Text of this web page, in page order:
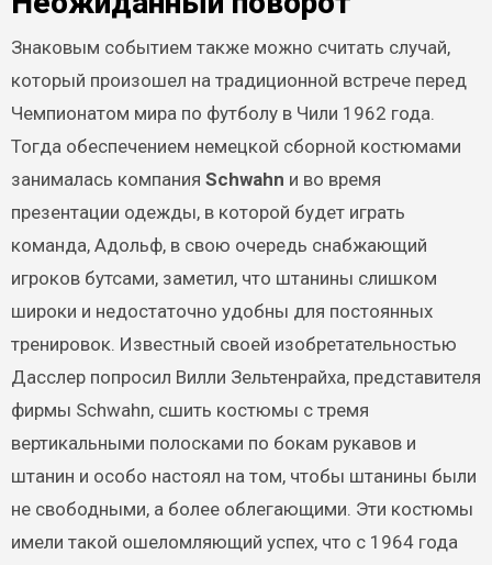
Знаковым событием также можно считать случай,
который произошел на традиционной встрече перед
Чемпионатом мира по футболу в Чили 1962 года.
Тогда обеспечением немецкой сборной костюмами
занималась компания Schwahn и во время
презентации одежды, в которой будет играть
команда, Адольф, в свою очередь снабжающий
игроков бутсами, заметил, что штанины слишком
широки и недостаточно удобны для постоянных
тренировок. Известный своей изобретательностью
Дасслер попросил Вилли Зельтенрайха, представителя
фирмы Schwahn, сшить костюмы с тремя
вертикальными полосками по бокам рукавов и
штанин и особо настоял на том, чтобы штанины были
не свободными, а более облегающими. Эти костюмы
имели такой ошеломляющий успех, что с 1964 года